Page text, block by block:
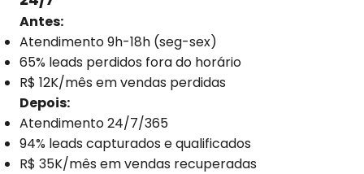
Antes:
Atendimento 9h-18h (seg-sex)
65% leads perdidos fora do horário
R$ 12K/mês em vendas perdidas
Depois:
Atendimento 24/7/365
94% leads capturados e qualificados
R$ 35K/mês em vendas recuperadas